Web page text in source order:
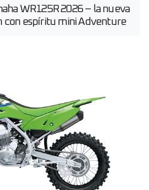
WR125R 2026 – la nueva
con espíritu mini Adventure